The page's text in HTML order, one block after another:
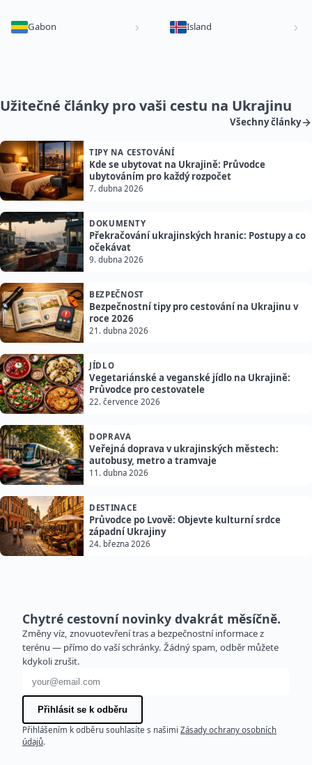
Gabon Island
Užitečné články pro vaši cestu na Ukrajinu
Všechny články
TIPY NA CESTOVÁNÍ
Kde se ubytovat na Ukrajině: Průvodce
ubytováním pro každý rozpočet
7. dubna 2026
DOKUMENTY
Překračování ukrajinských hranic: Postupy a co
očekávat
9. dubna 2026
BEZPEČNOST
Bezpečnostní tipy pro cestování na Ukrajinu v
roce 2026
21. dubna 2026
JÍDLO
Vegetariánské a veganské jídlo na Ukrajině:
Průvodce pro cestovatele
22. července 2026
DOPRAVA
Veřejná doprava v ukrajinských městech:
autobusy, metro a tramvaje
11. dubna 2026
DESTINACE
Průvodce po Lvově: Objevte kulturní srdce
západní Ukrajiny
24. března 2026
Chytré cestovní novinky dvakrát měsíčně.
Změny víz, znovuotevření tras a bezpečnostní informace z
terénu — přímo do vaší schránky. Žádný spam, odběr můžete
kdykoli zrušit.
E-mailová adresa
Přihlásit se k odběru
Přihlášením k odběru souhlasíte s našimi Zásady ochrany osobních
údajů.